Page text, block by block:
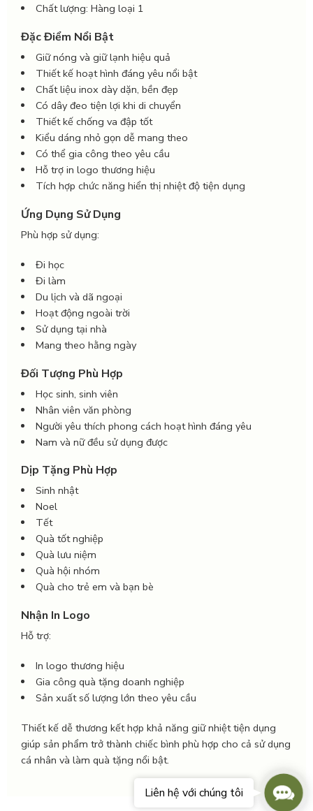
Chất lượng: Hàng loại 1
Đặc Điểm Nổi Bật
Giữ nóng và giữ lạnh hiệu quả
Thiết kế hoạt hình đáng yêu nổi bật
Chất liệu inox dày dặn, bền đẹp
Có dây đeo tiện lợi khi di chuyển
Thiết kế chống va đập tốt
Kiểu dáng nhỏ gọn dễ mang theo
Có thể gia công theo yêu cầu
Hỗ trợ in logo thương hiệu
Tích hợp chức năng hiển thị nhiệt độ tiện dụng
Ứng Dụng Sử Dụng
Phù hợp sử dụng:
Đi học
Đi làm
Du lịch và dã ngoại
Hoạt động ngoài trời
Sử dụng tại nhà
Mang theo hằng ngày
Đối Tượng Phù Hợp
Học sinh, sinh viên
Nhân viên văn phòng
Người yêu thích phong cách hoạt hình đáng yêu
Nam và nữ đều sử dụng được
Dịp Tặng Phù Hợp
Sinh nhật
Noel
Tết
Quà tốt nghiệp
Quà lưu niệm
Quà hội nhóm
Quà cho trẻ em và bạn bè
Nhận In Logo
Hỗ trợ:
In logo thương hiệu
Gia công quà tặng doanh nghiệp
Sản xuất số lượng lớn theo yêu cầu
Thiết kế dễ thương kết hợp khả năng giữ nhiệt tiện dụng
giúp sản phẩm trở thành chiếc bình phù hợp cho cả sử dụng
cá nhân và làm quà tặng nổi bật.
Us
Liên hệ với chúng tôi